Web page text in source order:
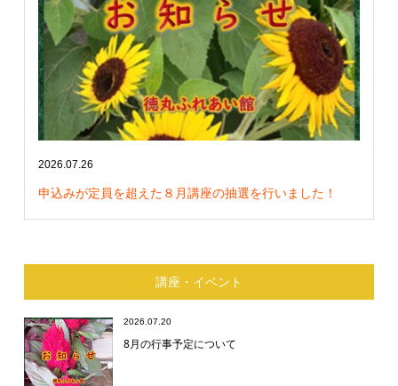
2026.07.26
申込みが定員を超えた８月講座の抽選を行いました！
講座・イベント
2026.07.20
8月の行事予定について